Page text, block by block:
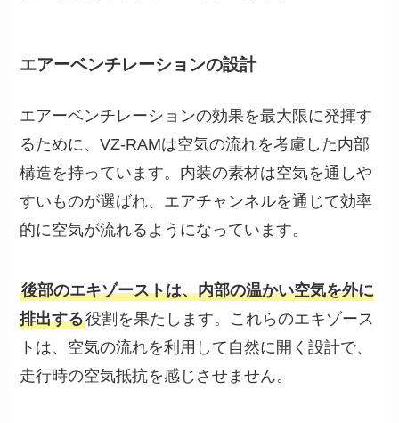
エアーベンチレーションの設計
エアーベンチレーションの効果を最大限に発揮す
るために、VZ-RAMは空気の流れを考慮した内部
構造を持っています。内装の素材は空気を通しや
すいものが選ばれ、エアチャンネルを通じて効率
的に空気が流れるようになっています。
後部のエキゾーストは、内部の温かい空気を外に
排出する役割を果たします。これらのエキゾース
トは、空気の流れを利用して自然に開く設計で、
走行時の空気抵抗を感じさせません。